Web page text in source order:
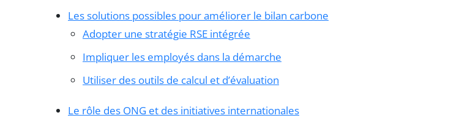
Les solutions possibles pour améliorer le bilan carbone
Adopter une stratégie RSE intégrée
Impliquer les employés dans la démarche
Utiliser des outils de calcul et d’évaluation
Le rôle des ONG et des initiatives internationales